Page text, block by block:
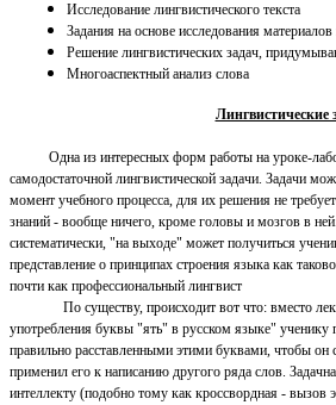
Исследование лингвистического текста
Задания на основе исследования материалов
Решение лингвистических задач,
Многоаспектный анализ слова
Лингвистические
Одна из интересных форм работы на уроке-
самодостаточной лингвистической задачи. Задачи
момент учебного процесса, для их решения не
знаний - вообще ничего, кроме головы и мозгов в
систематически, "на выходе" может получиться
представление о принципах строения языка как
почти как профессиональный лингвист
По существу, происходит вот что: вместо
употребления буквы "ять" в русском языке" ученику
правильно расставленными этими буквами, чтобы
применил его к написанию другого ряда слов.
интеллекту (подобно тому как кроссвордная - вызов